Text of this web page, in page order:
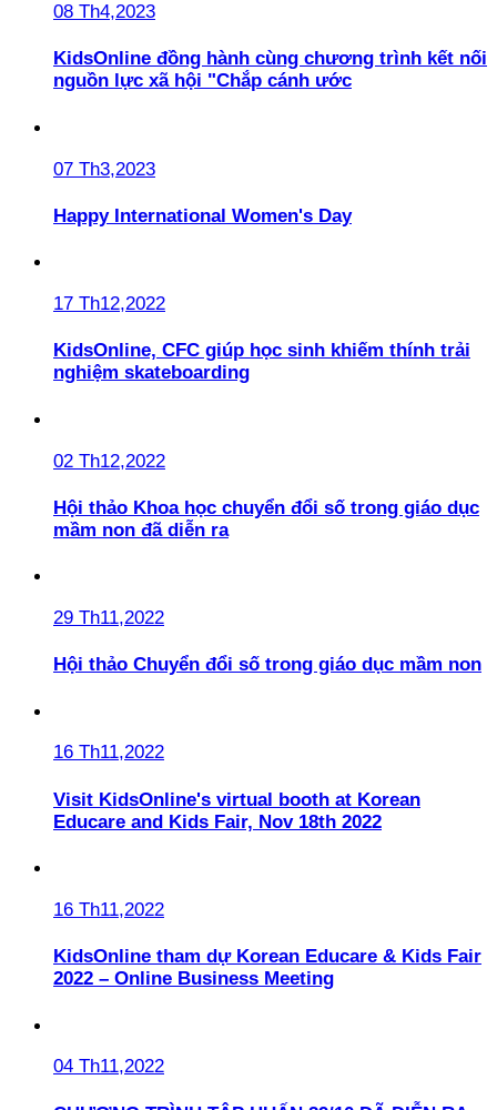
08 Th4,2023
KidsOnline đồng hành cùng chương trình kết nối
nguồn lực xã hội "Chắp cánh ước
07 Th3,2023
Happy International Women's Day
17 Th12,2022
KidsOnline, CFC giúp học sinh khiếm thính trải
nghiệm skateboarding
02 Th12,2022
Hội thảo Khoa học chuyển đổi số trong giáo dục
mầm non đã diễn ra
29 Th11,2022
Hội thảo Chuyển đổi số trong giáo dục mầm non
16 Th11,2022
Visit KidsOnline's virtual booth at Korean
Educare and Kids Fair, Nov 18th 2022
16 Th11,2022
KidsOnline tham dự Korean Educare & Kids Fair
2022 – Online Business Meeting
04 Th11,2022